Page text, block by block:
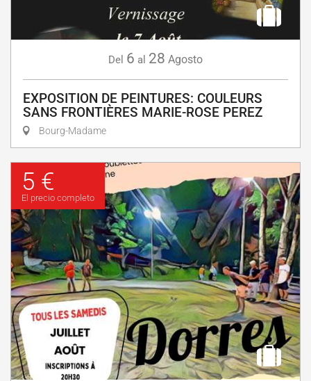
Del 6 al 28 Agosto
EXPOSITION DE PEINTURES: COULEURS
SANS FRONTIÈRES MARIE-ROSE PEREZ
Bourg-Madame
5 €
El precio completo